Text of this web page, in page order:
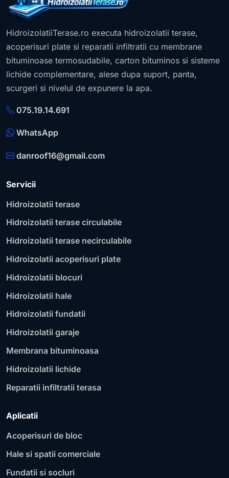
HidroizolatiiTerase.ro executa hidroizolatii terase,
acoperisuri plate si reparatii infiltratii cu membrane
bituminoase termosudabile, carton bituminos si sisteme
lichide complementare, alese dupa suport, panta,
scurgeri si nivelul de expunere la apa.
075.19.14.691
WhatsApp
danroof16@gmail.com
Servicii
Hidroizolatii terase
Hidroizolatii terase circulabile
Hidroizolatii terase necirculabile
Hidroizolatii acoperisuri plate
Hidroizolatii blocuri
Hidroizolatii hale
Hidroizolatii fundatii
Hidroizolatii garaje
Membrana bituminoasa
Hidroizolatii lichide
Reparatii infiltratii terasa
Aplicatii
Acoperisuri de bloc
Hale si spatii comerciale
Fundatii si socluri